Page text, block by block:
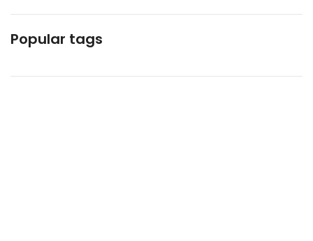
Kosmētika un higiēnas produkti
Mājsaimniecības preces
Piena , augu tauki un olas produkti
Popular tags